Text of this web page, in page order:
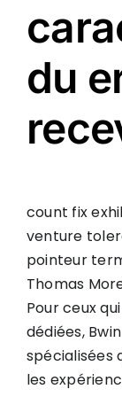
du
count fix
venture
pointeur
Thomas
Pour ceux
dédiées,
spécialisées
les